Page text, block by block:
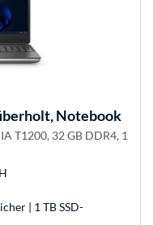
Notebook
T1200, 32 GB DDR4, 1
| 1 TB SSD-